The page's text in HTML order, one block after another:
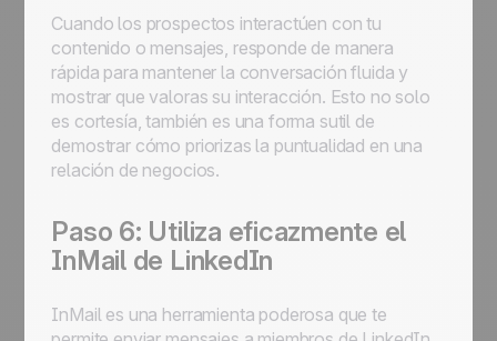
Cuando los prospectos interactúen con tu
contenido o mensajes, responde de manera
rápida para mantener la conversación fluida y
mostrar que valoras su interacción. Esto no solo
es cortesía, también es una forma sutil de
demostrar cómo priorizas la puntualidad en una
relación de negocios.
Paso 6: Utiliza eficazmente el
InMail de LinkedIn
InMail es una herramienta poderosa que te